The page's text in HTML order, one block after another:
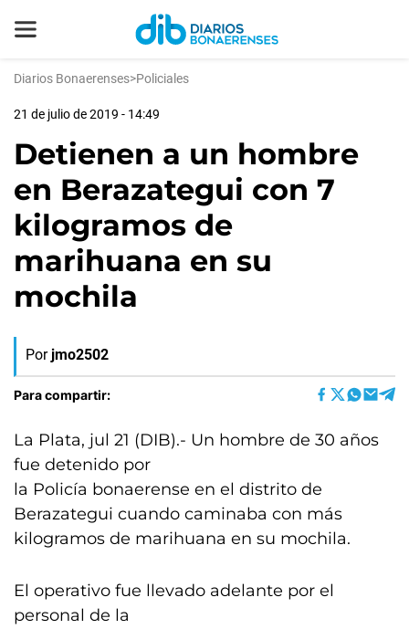
Diarios Bonaerenses>Policiales
21 de julio de 2019 - 14:49
Detienen a un hombre
en Berazategui con 7
kilogramos de
marihuana en su
mochila
Por jmo2502
Para compartir:
La Plata, jul 21 (DIB).- Un hombre de 30 años
fue detenido por
la Policía bonaerense en el distrito de
Berazategui cuando caminaba con más
kilogramos de marihuana en su mochila.
El operativo fue llevado adelante por el
personal de la